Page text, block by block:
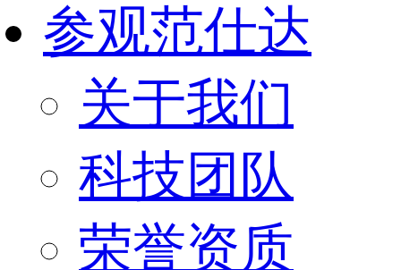
参观范仕达
关于我们
科技团队
荣誉资质